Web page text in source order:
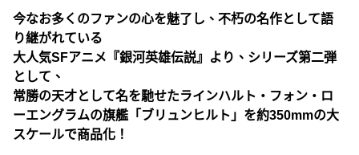
今なお多くのファンの心を魅了し、不朽の名作として語
り継がれている
大人気SFアニメ『銀河英雄伝説』より、シリーズ第二弾
として、
常勝の天才として名を馳せたラインハルト・フォン・ロ
ーエングラムの旗艦「ブリュンヒルト」を約350mmの大
スケールで商品化！